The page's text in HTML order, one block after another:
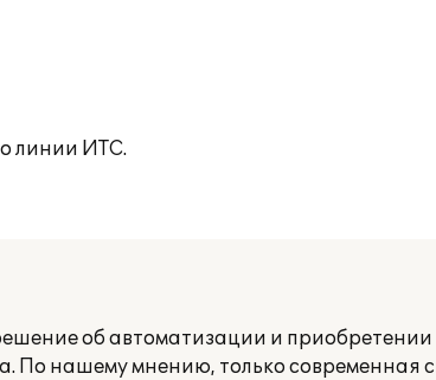
линии ИТС.
об автоматизации и приобретении
По нашему мнению, только современная